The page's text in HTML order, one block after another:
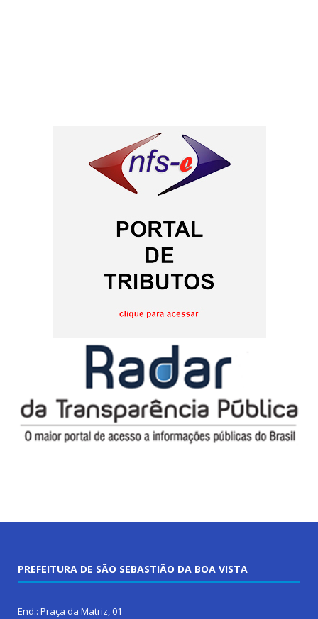
PREFEITURA DE SÃO SEBASTIÃO DA BOA VISTA
End.: Praça da Matriz, 01